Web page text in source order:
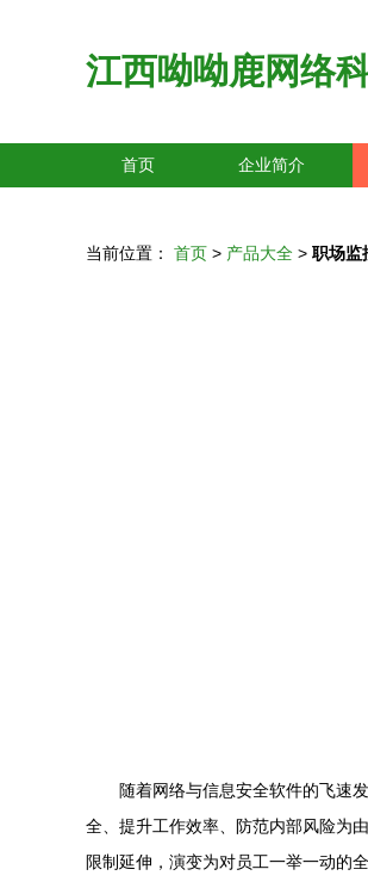
江西呦呦鹿网络
首页 企业简介
当前位置： 首页 > 产品大全 > 职场监
随着网络与信息安全软件的飞速
全、提升工作效率、防范内部风险为
限制延伸，演变为对员工一举一动的